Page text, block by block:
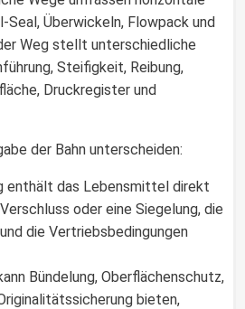
Überwickeln, Flowpack und
Weg stellt unterschiedliche
Steifigkeit, Reibung,
Druckregister und
der Bahn unterscheiden:
enthält das Lebensmittel direkt
oder eine Siegelung, die
die Vertriebsbedingungen
Bündelung, Oberflächenschutz,
bieten,